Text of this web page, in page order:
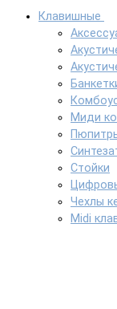
Клавишные
Миди
Стойки
Чехлы
Midi